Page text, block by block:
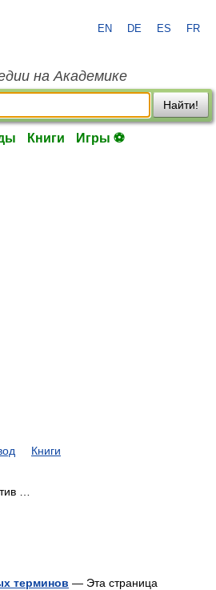
EN DE ES FR
на Академике
Найти!
Книги Игры ⚽
Книги
…
терминов — Эта страница